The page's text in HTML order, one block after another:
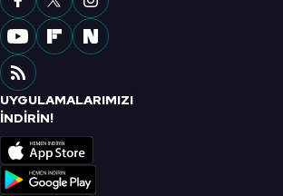
UYGULAMALARIMIZI
İNDİRİN!